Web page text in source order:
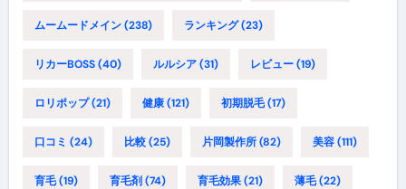
ムームードメイン(238) ランキング(23)
リカーBOSS(40) ルルシア(31) レビュー(19)
ロリポップ(21) 健康(121) 初期脱毛(17)
口コミ (24) 比較(25) 片岡製作所(82) 美容(111)
育毛(19) 育毛剤(74) 育毛効果(21) 薄毛(22)